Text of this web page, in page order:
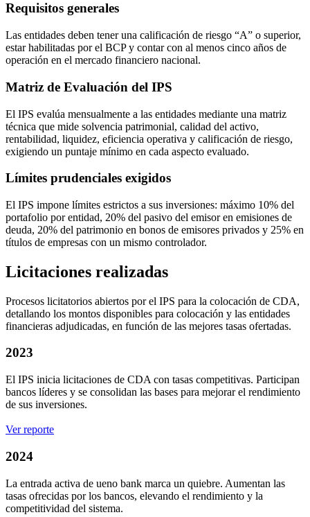
Requisitos generales
Las entidades deben tener una calificación de riesgo “A” o superior,
estar habilitadas por el BCP y contar con al menos cinco años de
operación en el mercado financiero nacional.
Matriz de Evaluación del IPS
El IPS evalúa mensualmente a las entidades mediante una matriz
técnica que mide solvencia patrimonial, calidad del activo,
rentabilidad, liquidez, eficiencia operativa y calificación de riesgo,
exigiendo un puntaje mínimo en cada aspecto evaluado.
Límites prudenciales exigidos
El IPS impone límites estrictos a sus inversiones: máximo 10% del
portafolio por entidad, 20% del pasivo del emisor en emisiones de
deuda, 20% del patrimonio en bonos de emisores privados y 25% en
títulos de empresas con un mismo controlador.
Licitaciones realizadas
Procesos licitatorios abiertos por el IPS para la colocación de CDA,
detallando los montos disponibles para colocación y las entidades
financieras adjudicadas, en función de las mejores tasas ofertadas.
2023
El IPS inicia licitaciones de CDA con tasas competitivas. Participan
bancos líderes y se consolidan las bases para mejorar el rendimiento
de sus inversiones.
Ver reporte
2024
La entrada activa de ueno bank marca un quiebre. Aumentan las
tasas ofrecidas por los bancos, elevando el rendimiento y la
competitividad del sistema.